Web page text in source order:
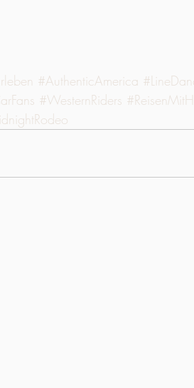
#AuthenticAmerica
#WesternRiders